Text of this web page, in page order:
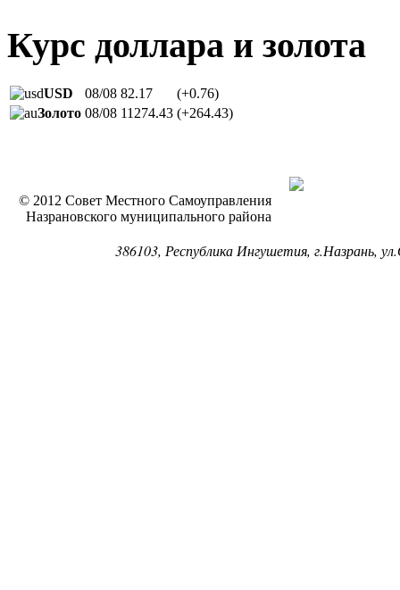
Курс доллара и золота
USD 08/08 82.17
(+0.76)
Золото 08/08 11274.43 (+264.43)
© 2012 Совет Местного Самоуправления
Назрановского муниципального района
386103, Республика Ингушетия, г.Назрань,